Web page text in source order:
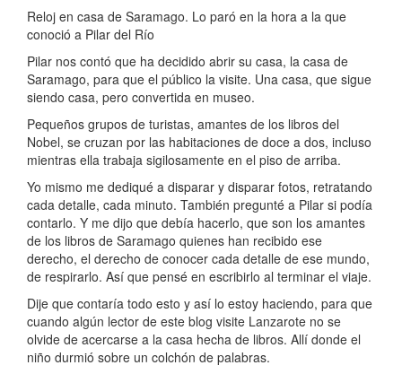
Reloj en casa de Saramago. Lo paró en la hora a la que
conoció a Pilar del Río
Pilar nos contó que ha decidido abrir su casa, la casa de
Saramago, para que el público la visite. Una casa, que sigue
siendo casa, pero convertida en museo.
Pequeños grupos de turistas, amantes de los libros del
Nobel, se cruzan por las habitaciones de doce a dos, incluso
mientras ella trabaja sigilosamente en el piso de arriba.
Yo mismo me dediqué a disparar y disparar fotos, retratando
cada detalle, cada minuto. También pregunté a Pilar si podía
contarlo. Y me dijo que debía hacerlo, que son los amantes
de los libros de Saramago quienes han recibido ese
derecho, el derecho de conocer cada detalle de ese mundo,
de respirarlo. Así que pensé en escribirlo al terminar el viaje.
Dije que contaría todo esto y así lo estoy haciendo, para que
cuando algún lector de este blog visite Lanzarote no se
olvide de acercarse a la casa hecha de libros. Allí donde el
niño durmió sobre un colchón de palabras.